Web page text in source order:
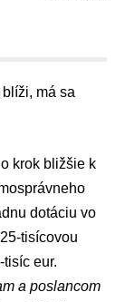
má sa
krok bližšie k
dotáciu vo
tisícovou
eur.
a poslancom